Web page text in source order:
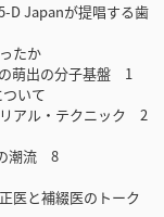
D Japanが提唱する歯
たか
萌出の分子基盤 1
いて
アル・テクニック 2
潮流 8
医と補綴医のトーク